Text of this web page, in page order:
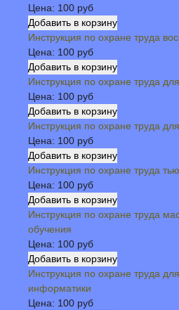
Цена: 100 руб
Инструкция по охране труда
Цена: 100 руб
Инструкция по охране труда
Цена: 100 руб
Инструкция по охране труда
Цена: 100 руб
Инструкция по охране труда
Цена: 100 руб
Инструкция по охране труда
обучения
Цена: 100 руб
Инструкция по охране труда
информатики
Цена: 100 руб